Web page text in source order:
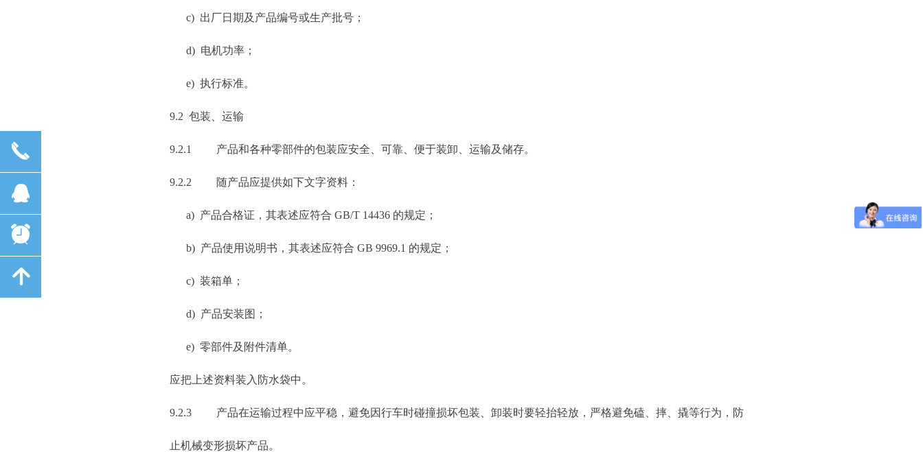
c) 出厂日期及产品编号或生产批号；
d) 电机功率；
e) 执行标准。
9.2 包装、运输
9.2.1 产品和各种零部件的包装应安全、可靠、便于装卸、运输及储存。
9.2.2 随产品应提供如下文字资料：
a) 产品合格证，其表述应符合 GB/T 14436 的规定；
b) 产品使用说明书，其表述应符合 GB 9969.1 的规定；
c) 装箱单；
d) 产品安装图；
e) 零部件及附件清单。
应把上述资料装入防水袋中。
9.2.3 产品在运输过程中应平稳，避免因行车时碰撞损坏包装、卸装时要轻抬轻放，严格避免磕、摔、撬等行为，防
止机械变形损坏产品。
끅
뀩
뀥
녕